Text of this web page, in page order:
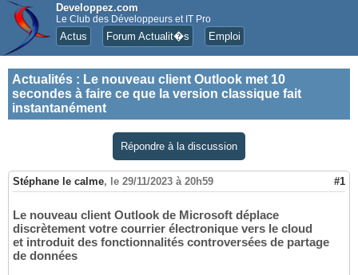
Developpez.com
Le Club des Développeurs et IT Pro
Actus Forum Actualit�s Emploi
Actualités : Le nouveau client Outlook met 10
secondes à faire ce que la version classique fait
instantanément
Répondre à la discussion
Stéphane le calme, le 29/11/2023 à 20h59 #1
Le nouveau client Outlook de Microsoft déplace
discrètement votre courrier électronique vers le cloud
et introduit des fonctionnalités controversées de partage
de données